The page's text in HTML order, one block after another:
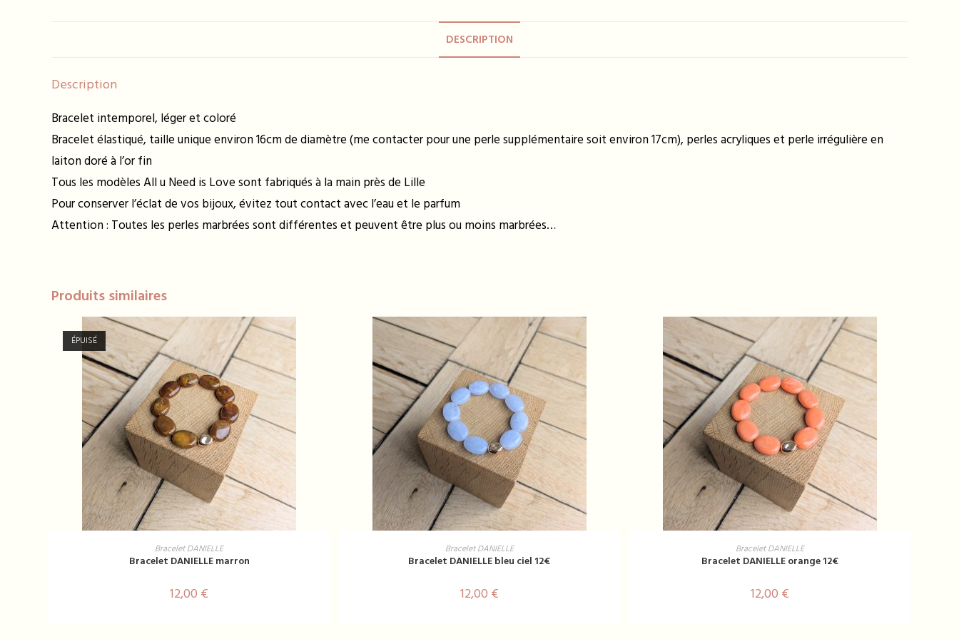
DESCRIPTION
Description
Bracelet intemporel, léger et coloré
Bracelet élastiqué, taille unique environ 16cm de diamètre (me contacter pour une perle supplémentaire soit environ 17cm), perles acryliques et perle irrégulière en
laiton doré à l’or fin
Tous les modèles All u Need is Love sont fabriqués à la main près de Lille
Pour conserver l’éclat de vos bijoux, évitez tout contact avec l’eau et le parfum
Attention : Toutes les perles marbrées sont différentes et peuvent être plus ou moins marbrées…
Produits similaires
ÉPUISÉ
LIRE LA SUITE
Bracelet DANIELLE
Bracelet DANIELLE marron
12,00 €
AJOUTER AU PANIER
Bracelet DANIELLE
Bracelet DANIELLE bleu ciel 12€
12,00 €
AJOUTER AU PANIER
Bracelet DANIELLE
Bracelet DANIELLE orange 12€
12,00 €